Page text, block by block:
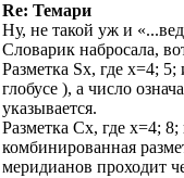
Re: Темари
Ну, не такой уж и
Словарик набросала,
Разметка Sx, где х=4;
глобусе ), а число
указывается.
Разметка Cx, где х=4;
комбинированная
меридианов проходит